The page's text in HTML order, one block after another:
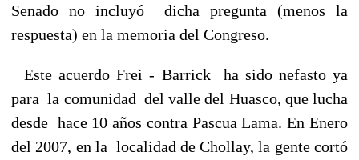
Senado no incluyó dicha pregunta (menos la
respuesta) en la memoria del Congreso.
Este acuerdo Frei - Barrick ha sido nefasto ya
para la comunidad del valle del Huasco, que lucha
desde hace 10 años contra Pascua Lama. En Enero
del 2007, en la localidad de Chollay, la gente cortó